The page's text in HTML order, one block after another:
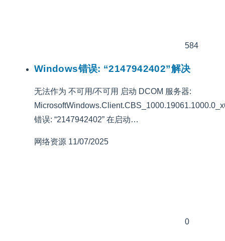
584
Windows错误: “2147942402”解决
无法作为 不可用/不可用 启动 DCOM 服务器:
错误: “2147942402” 在启动…
网络资源 11/07/2025
0